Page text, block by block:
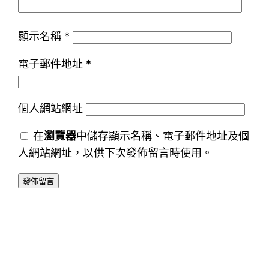
顯示名稱 *
電子郵件地址 *
個人網站網址
在瀏覽器中儲存顯示名稱、電子郵件地址及個
人網站網址，以供下次發佈留言時使用。